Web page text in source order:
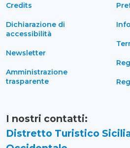
Credits
Dichiarazione di
accessibilità
Newsletter
Amministrazione
trasparente
I nostri contatti:
Distretto Turistico